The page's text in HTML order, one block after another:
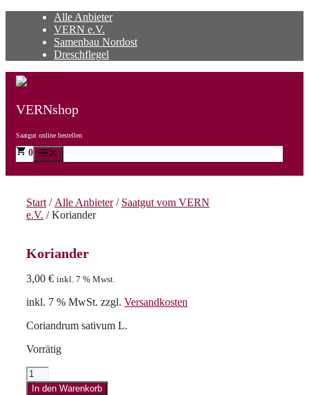
Alle Anbieter
VERN e.V.
Samenbau Nordost
Dreschflegel
VERNshop
Saatgut online bestellen
0
Start / Alle Anbieter/ Saatgut vom VERN
e.V. / Koriander
Koriander
3,00 € inkl. 7 % Mwst.
inkl. 7 % MwSt. zzgl. Versandkosten
Coriandrum sativum L.
Vorrätig
Koriander
Menge
In den Warenkorb